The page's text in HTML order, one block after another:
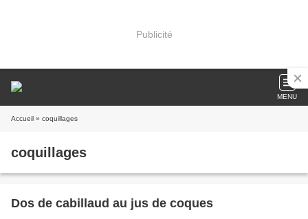
Publicité
MENU
Accueil » coquillages
coquillages
Dos de cabillaud au jus de coques